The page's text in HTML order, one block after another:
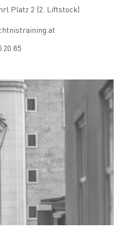
Platz 2 (2. Liftstock)
20 85